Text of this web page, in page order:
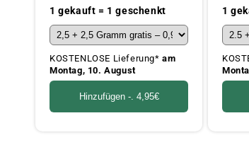
Preis
1 gekauft = 1 geschenkt
KOSTENLOSE Lieferung*am
Montag, 10. August
Hinzufügen -. 4,95€
Preis
1